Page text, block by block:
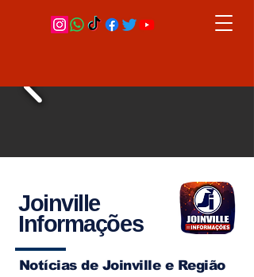
Joinville
Informações
Notícias de Joinville e Região